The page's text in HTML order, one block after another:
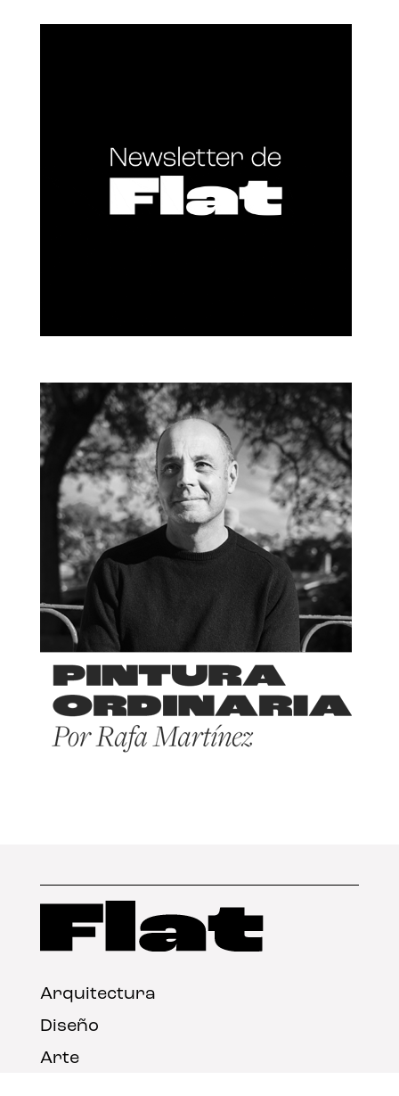
Arquitectura
Diseño
Arte